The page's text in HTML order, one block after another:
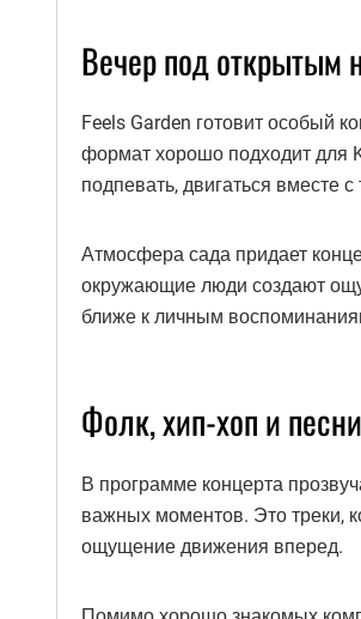
Вечер под открытым
Feels Garden готовит особый
формат хорошо подходит для
подпевать, двигаться вместе
Атмосфера сада придает
окружающие люди создают
ближе к личным
Фолк, хип-хоп и
В программе концерта
важных моментов. Это треки,
ощущение движения вперед.